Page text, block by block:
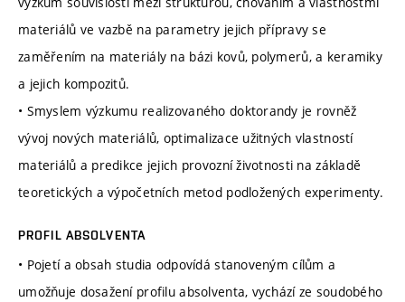
materiálů ve vazbě na parametry jejich přípravy se
zaměřením na materiály na bázi kovů, polymerů, a keramiky
a jejich kompozitů.
• Smyslem výzkumu realizovaného doktorandy je rovněž
vývoj nových materiálů, optimalizace užitných vlastností
materiálů a predikce jejich provozní životnosti na základě
teoretických a výpočetních metod podložených experimenty.
PROFIL ABSOLVENTA
• Pojetí a obsah studia odpovídá stanoveným cílům a
umožňuje dosažení profilu absolventa, vychází ze soudobého